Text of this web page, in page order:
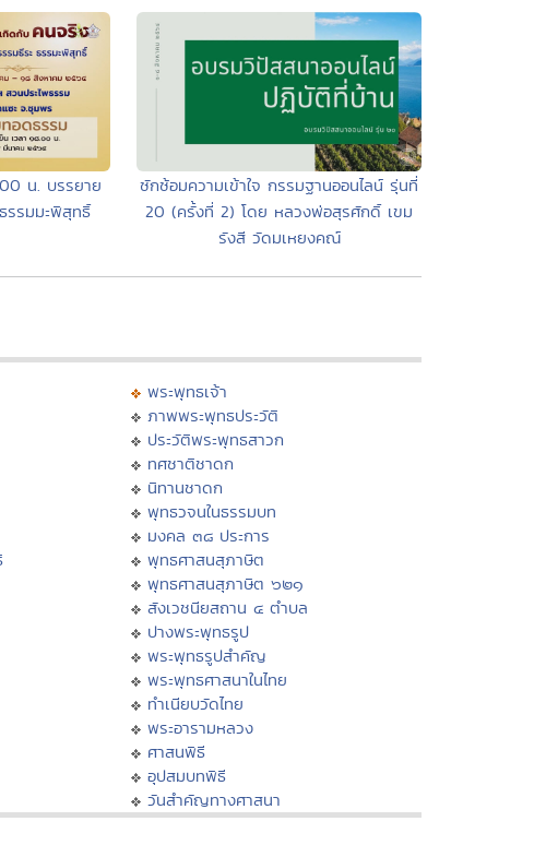
น. บรรยาย
รรมมะพิสุทธิ์
ซักซ้อมความเข้าใจ กรรมฐานออนไลน์ รุ่นที่
20 (ครั้งที่ 2) โดย หลวงพ่อสุรศักดิ์ เขม
รังสี วัดมเหยงคณ์
พระพุทธเจ้า
ภาพพระพุทธประวัติ
ประวัติพระพุทธสาวก
ทศชาติชาดก
นิทานชาดก
พุทธวจนในธรรมบท
มงคล ๓๘ ประการ
พุทธศาสนสุภาษิต
พุทธศาสนสุภาษิต ๖๒๑
สังเวชนียสถาน ๔ ตำบล
ปางพระพุทธรูป
พระพุทธรูปสำคัญ
พระพุทธศาสนาในไทย
ทำเนียบวัดไทย
พระอารามหลวง
ศาสนพิธี
อุปสมบทพิธี
วันสำคัญทางศาสนา